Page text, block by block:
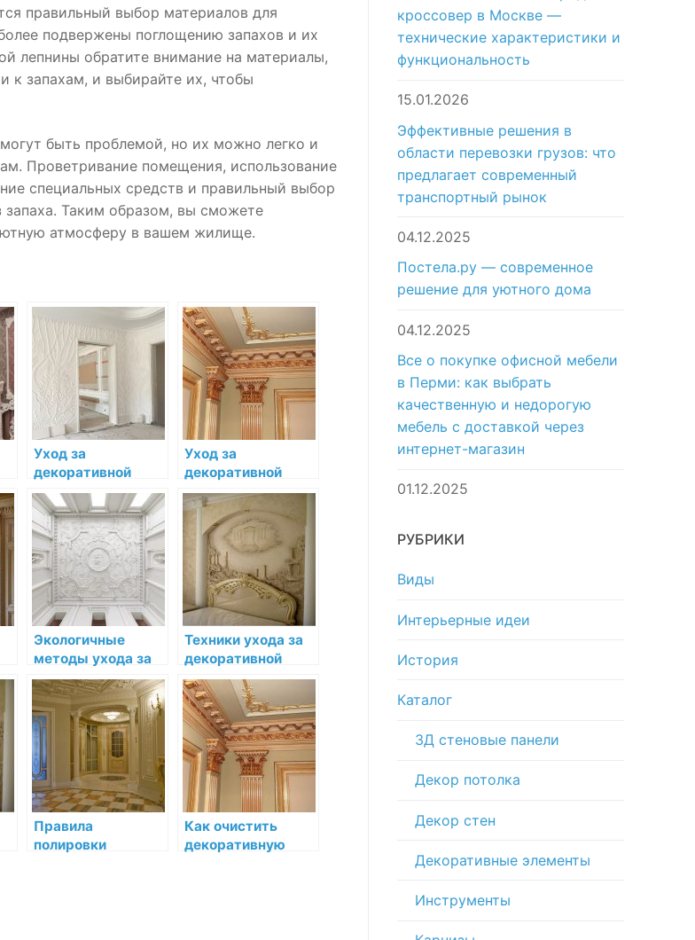
правильный выбор материалов для
подвержены поглощению запахов и их
лепнины обратите внимание на материалы,
к запахам, и выбирайте их, чтобы
быть проблемой, но их можно легко и
Проветривание помещения, использование
специальных средств и правильный выбор
Таким образом, вы сможете
атмосферу в вашем жилище.
Уход за
декоративной
лепниной в
условиях
повышенной пыли
и загрязнений
Уход за
декоративной
лепниной в разных
климатических
условиях
Экологичные
методы ухода за
декоративной
лепниной
Техники ухода за
декоративной
лепниной для её
долговечности
Правила
полировки
Как очистить
декоративную
кроссовер в Москве —
технические характеристики и
функциональность
15.01.2026
Эффективные решения в
области перевозки грузов: что
предлагает современный
транспортный рынок
04.12.2025
Постела.ру — современное
решение для уютного дома
04.12.2025
Все о покупке офисной мебели
в Перми: как выбрать
качественную и недорогую
мебель с доставкой через
интернет-магазин
01.12.2025
РУБРИКИ
Виды
Интерьерные идеи
История
Каталог
3Д стеновые панели
Декор потолка
Декор стен
Декоративные элементы
Инструменты